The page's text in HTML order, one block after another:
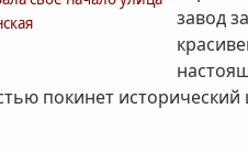
завод
покинет исторический